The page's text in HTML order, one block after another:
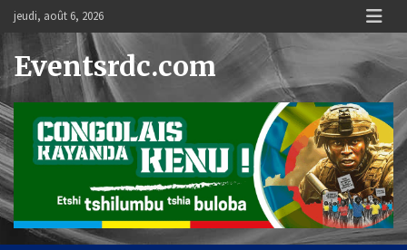
Skip
content
jeudi, août 6, 2026
Eventsrdc.com